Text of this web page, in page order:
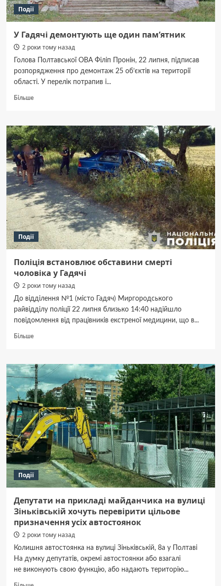
Події
У Гадячі демонтують ще один пам’ятник
2 роки тому назад
Голова Полтавської ОВА Філіп Пронін, 22 липня, підписав
розпорядження про демонтаж 25 об’єктів на території
області. У перелік потрапив і...
БільшеДокладніше
Гадячі
демонтують
ще
один
пам’ятник
Події
Поліція встановлює обставини смерті
чоловіка у Гадячі
2 роки тому назад
До відділення №1 (місто Гадяч) Миргородського
райвідділу поліції 22 липня близько 14:40 надійшло
повідомлення від працівників екстреної медицини, що в...
БільшеДокладніше
встановлює
обставини
смерті
чоловіка
у
Гадячі
Події
Депутати на прикладі майданчика на вулиці
Зіньківській хочуть перевірити цільове
призначення усіх автостоянок
2 роки тому назад
Колишня автостоянка на вулиці Зіньківській, 8а у Полтаві
На думку депутатів, окремі автостоянки або взагалі
не виконують свою функцію, або надають територію...
Докладніше